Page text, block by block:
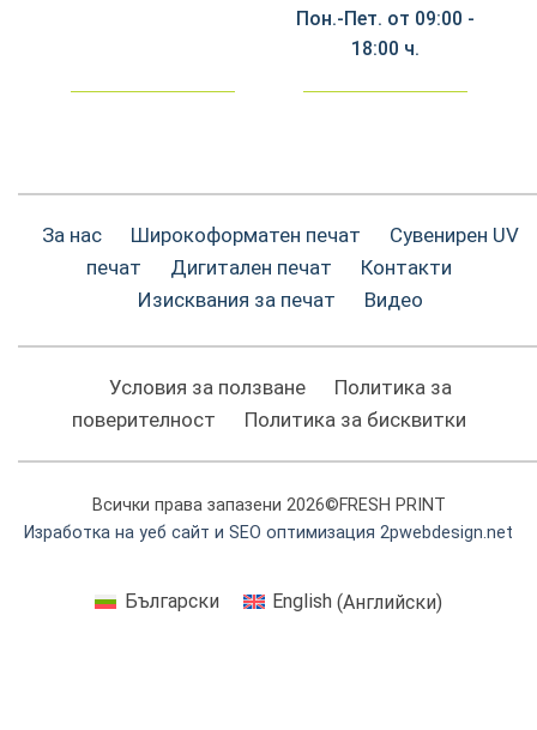
Пон.-Пет. от 09:00 -
18:00 ч.
За нас Широкоформатен печат
Сувенирен UV
печат
Дигитален печат
Контакти
Изисквания за печат
Видео
Условия за ползване
Политика за
поверителност
Политика за бисквитки
Всички права запазени 2026©FRESH PRINT
Изработка на уеб сайт и SEO оптимизация 2pwebdesign.net
Български English(Английски)